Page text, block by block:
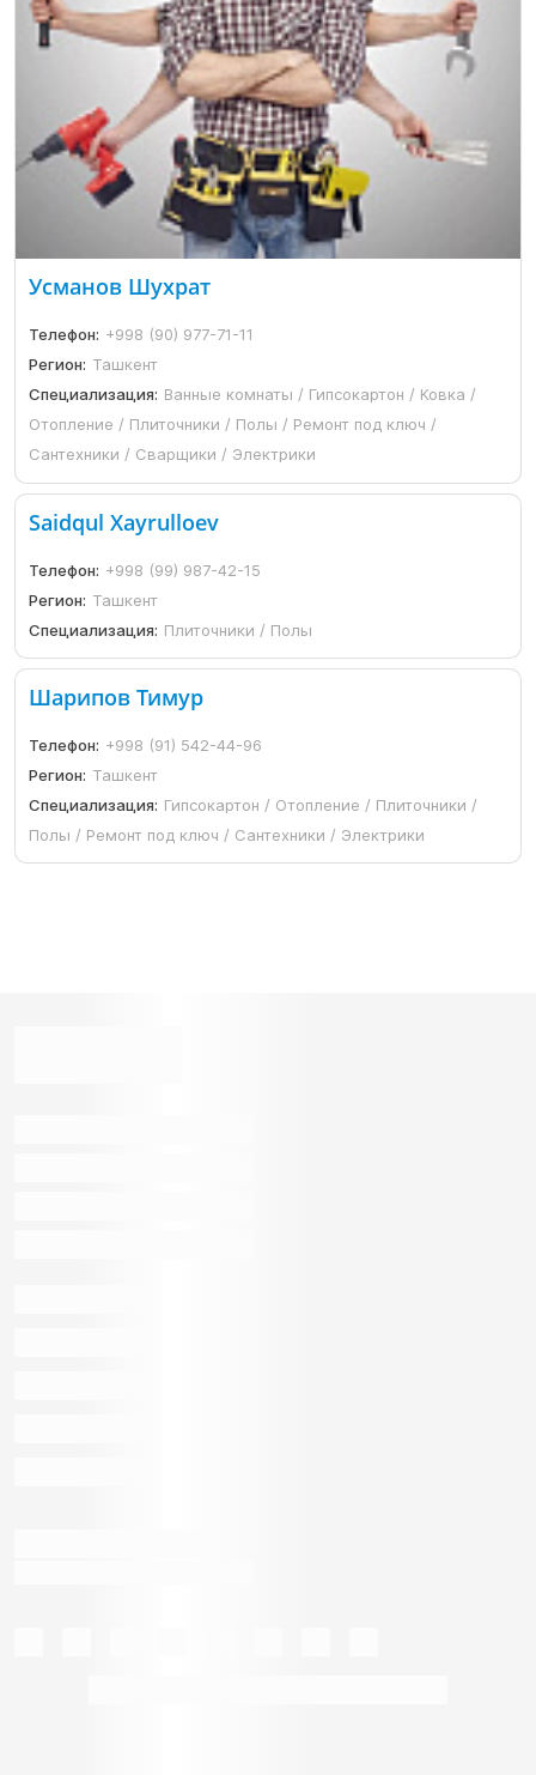
Усманов Шухрат
Телефон: +998 (90) 977-71-11
Регион: Ташкент
Специализация: Ванные комнаты / Гипсокартон / Ковка /
Отопление / Плиточники / Полы / Ремонт под ключ /
Сантехники / Сварщики / Электрики
Saidqul Xayrulloev
Телефон: +998 (99) 987-42-15
Регион: Ташкент
Специализация: Плиточники / Полы
Шарипов Тимур
Телефон: +998 (91) 542-44-96
Регион: Ташкент
Специализация: Гипсокартон / Отопление / Плиточники /
Полы / Ремонт под ключ / Сантехники / Электрики